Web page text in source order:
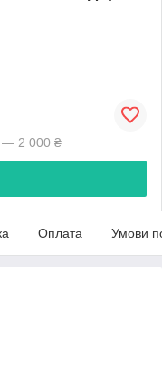
— 2 000 ₴
Оплата Умови